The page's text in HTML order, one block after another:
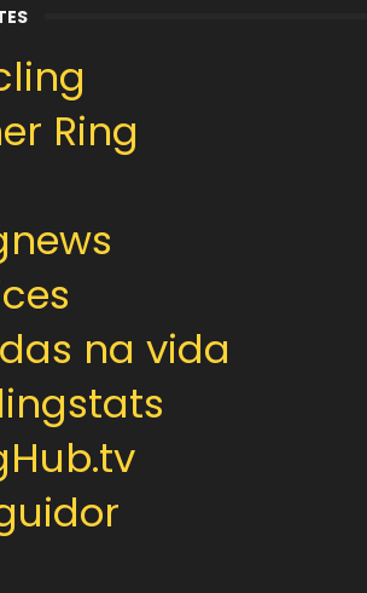
Ring
na vida